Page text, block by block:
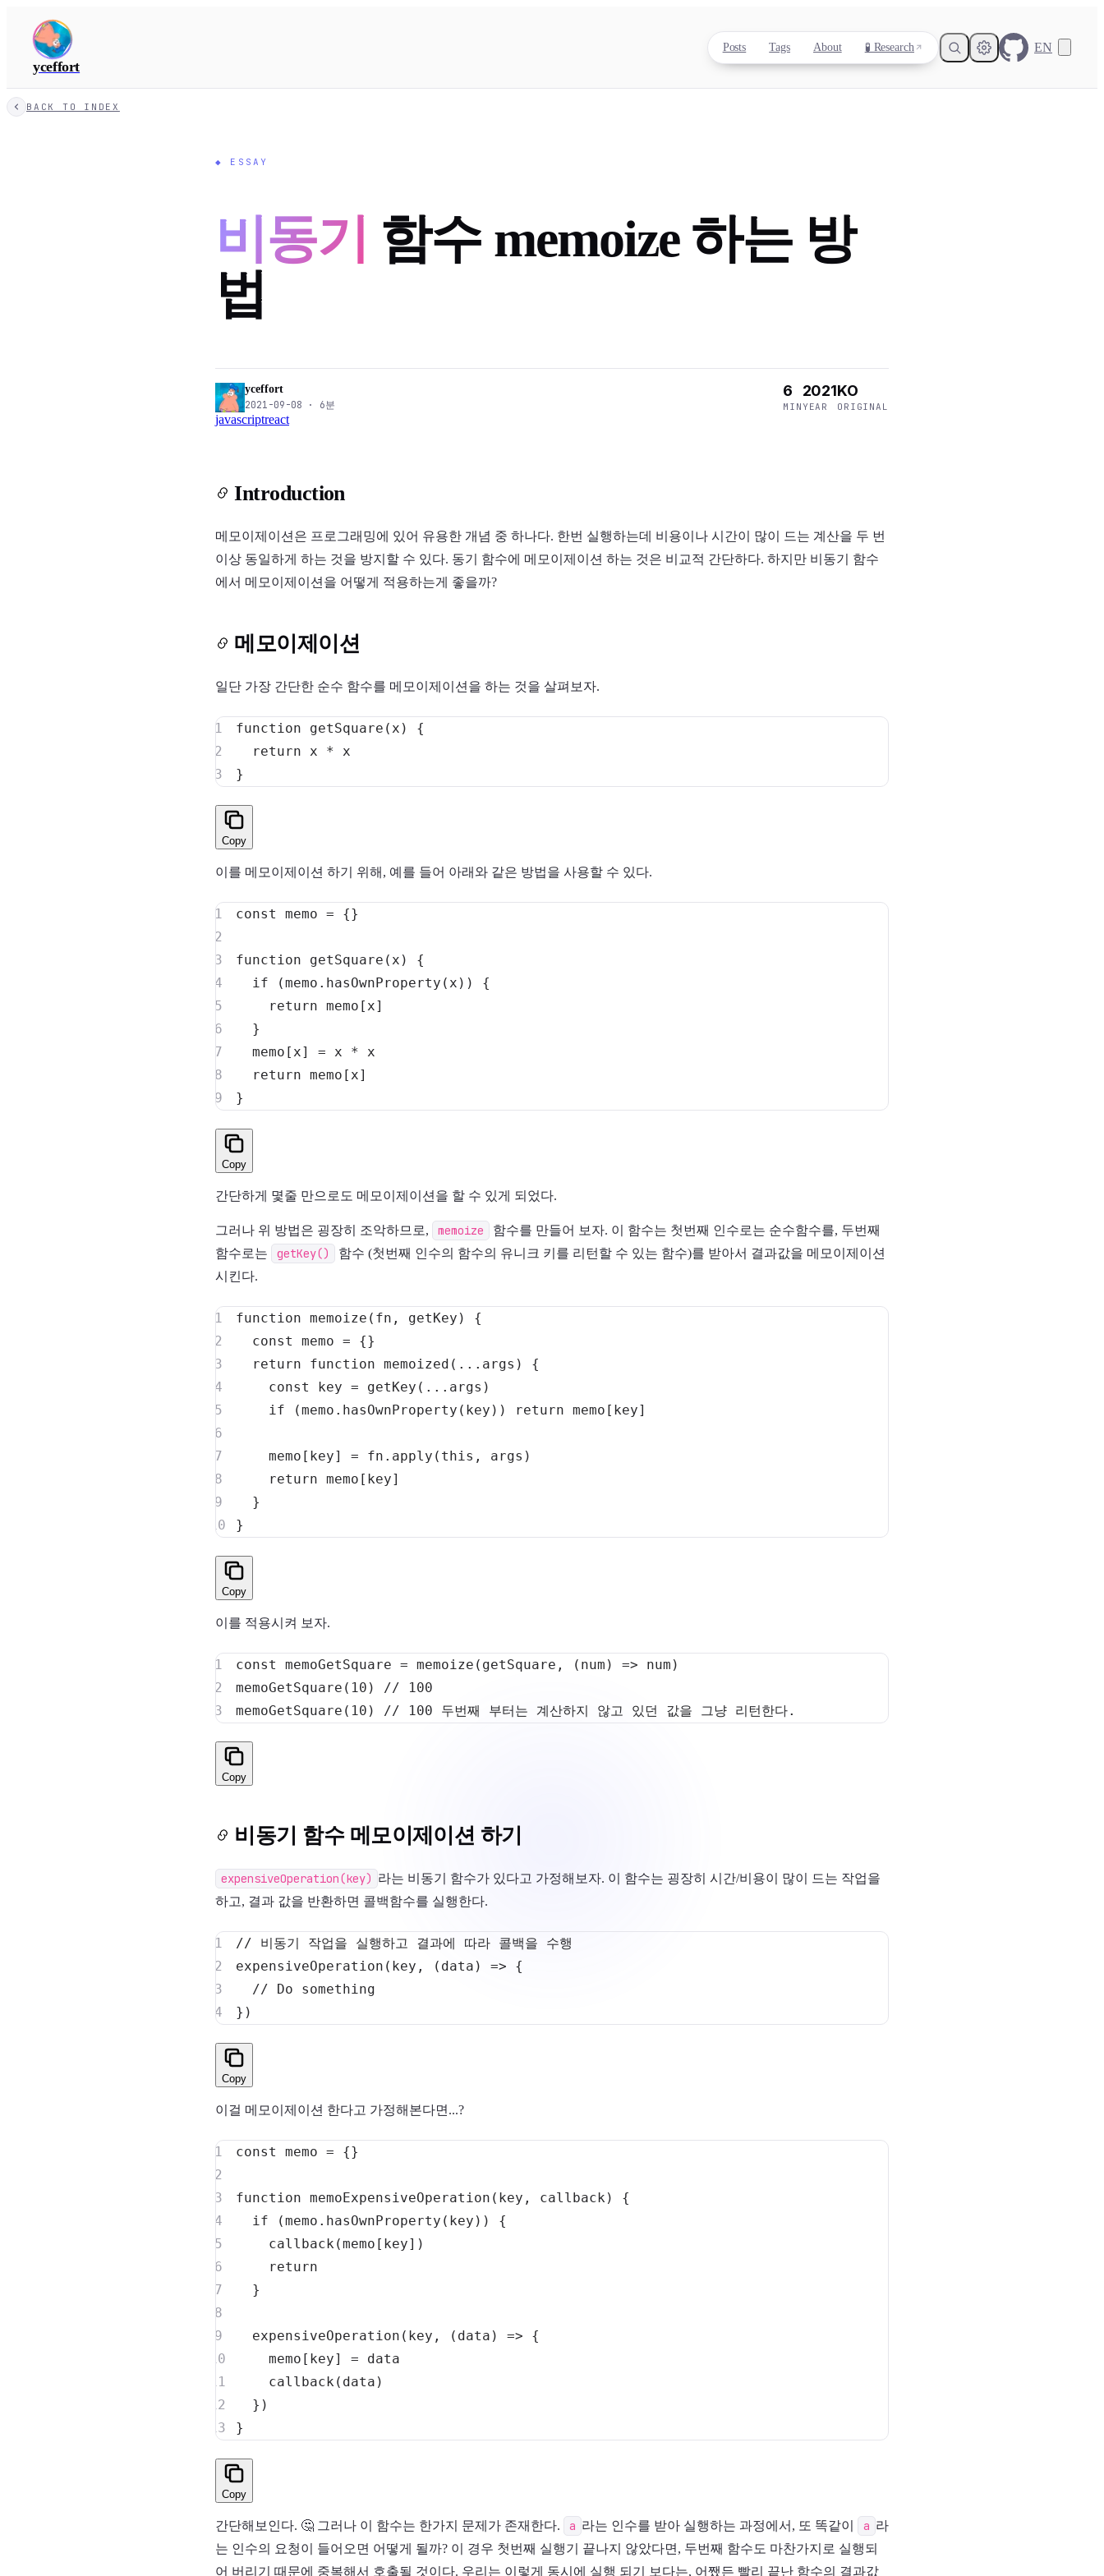
yceffort
Posts Tags About 🧪 Research EN
BACK TO INDEX
◆ ESSAY
비동기 함수 memoize 하는 방
법
yceffort
2021-09-08 · 6분
6
MIN
2021
YEAR
KO
ORIGINAL
javascriptreact
Introduction
메모이제이션은 프로그래밍에 있어 유용한 개념 중 하나다. 한번 실행하는데 비용이나 시간이 많이 드는 계산을 두 번
이상 동일하게 하는 것을 방지할 수 있다. 동기 함수에 메모이제이션 하는 것은 비교적 간단하다. 하지만 비동기 함수
에서 메모이제이션을 어떻게 적용하는게 좋을까?
메모이제이션
일단 가장 간단한 순수 함수를 메모이제이션을 하는 것을 살펴보자.
function getSquare (x )
{
return x *
}
Copy
이를 메모이제이션 하기 위해, 예를 들어 아래와 같은 방법을 사용할 수 있다.
const memo = {}
function getSquare (x )
{
if
(memo . hasOwnProperty (x ) )
{
return memo [x]
}
  memo
[x] = x *
return memo [x]
}
Copy
간단하게 몇줄 만으로도 메모이제이션을 할 수 있게 되었다.
그러나 위 방법은 굉장히 조악하므로, memoize
함수를 만들어 보자. 이 함수는 첫번째 인수로는 순수함수를, 두번째
함수로는
getKey()
함수 (첫번째 인수의 함수의 유니크 키를 리턴할 수 있는 함수)를 받아서 결과값을 메모이제이션
시킨다.
function memoize ( fn , getKey )
{
const
memo = {}
return
function memoized ( ... args )
{
const
key = getKey ( ... args )
if
(memo . hasOwnProperty ( key ) ) return memo [ key]
    memo
[ key] = fn . apply ( this , args )
return memo [ key]
}
}
Copy
이를 적용시켜 보자.
const memoGetSquare = memoize ( getSquare , ( num ) => num )
memoGetSquare ( 10 )
// 100
memoGetSquare ( 10 ) // 100 두번째 부터는 계산하지 않고 있던 값을 그냥 리턴한다.
Copy
비동기 함수 메모이제이션 하기
expensiveOperation(key) 라는 비동기 함수가 있다고 가정해보자. 이 함수는 굉장히 시간/비용이 많이 드는 작업을
하고, 결과 값을 반환하면 콜백함수를 실행한다.
// 비동기 작업을 실행하고 결과에 따라 콜백을 수행
expensiveOperation ( key , ( data ) =>
{
// Do something
} )
Copy
이걸 메모이제이션 한다고 가정해본다면...?
const memo = {}
function memoExpensiveOperation ( key , callback )
{
if
(memo . hasOwnProperty ( key ) )
{
callback (memo [ key] )
return
}
expensiveOperation ( key , ( data ) =>
{
    memo
[ key] =
callback ( data )
} )
}
Copy
간단해보인다. 🤔 그러나 이 함수는 한가지 문제가 존재한다. a 라는 인수를 받아 실행하는 과정에서, 또 똑같이 a 라
는 인수의 요청이 들어오면 어떻게 될까? 이 경우 첫번째 실행기 끝나지 않았다면, 두번째 함수도 마찬가지로 실행되
어 버리기 때문에 중복해서 호출될 것이다. 우리는 이렇게 동시에 실행 되기 보다는, 어쨌든 빨리 끝난 함수의 결과값